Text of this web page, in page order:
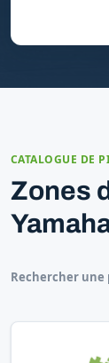
CATALOGUE DE
Zones
Rechercher une